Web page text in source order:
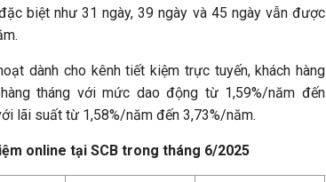
biệt như 31 ngày, 39 ngày và 45 ngày vẫn được
dành cho kênh tiết kiệm trực tuyến, khách hàng
tháng với mức dao động từ 1,59%/năm đến
lãi suất từ 1,58%/năm đến 3,73%/năm.
online tại SCB trong tháng 6/2025